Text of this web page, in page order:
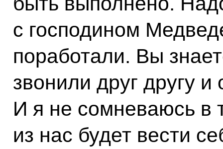
с господином
поработали. Вы
звонили друг другу
И я не сомневаюсь в
из нас будет вести